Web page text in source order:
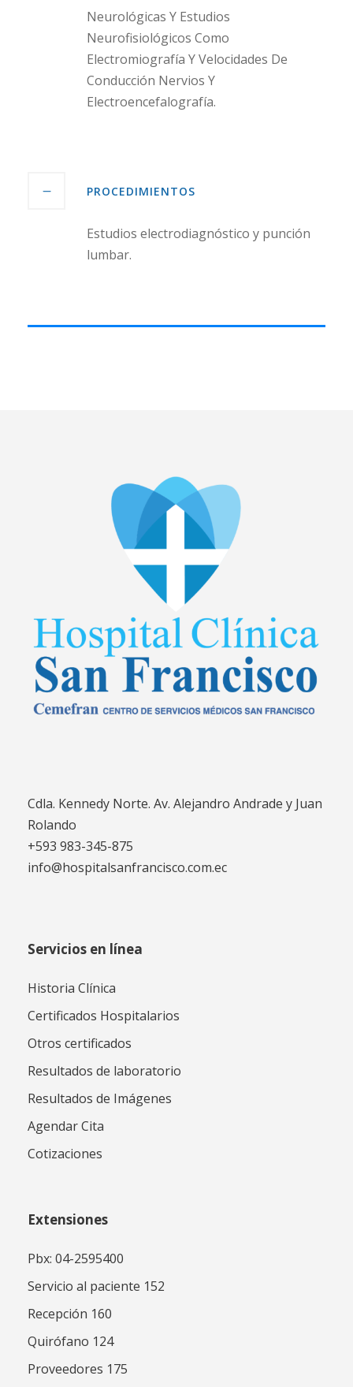
Neurológicas Y Estudios
Neurofisiológicos Como
Electromiografía Y Velocidades De
Conducción Nervios Y
Electroencefalografía.
PROCEDIMIENTOS
Estudios electrodiagnóstico y punción
lumbar.
Cdla. Kennedy Norte. Av. Alejandro Andrade y Juan
Rolando
+593 983-345-875
info@hospitalsanfrancisco.com.ec
Servicios en línea
Historia Clínica
Certificados Hospitalarios
Otros certificados
Resultados de laboratorio
Resultados de Imágenes
Agendar Cita
Cotizaciones
Extensiones
Pbx: 04-2595400
Servicio al paciente 152
Recepción 160
Quirófano 124
Proveedores 175